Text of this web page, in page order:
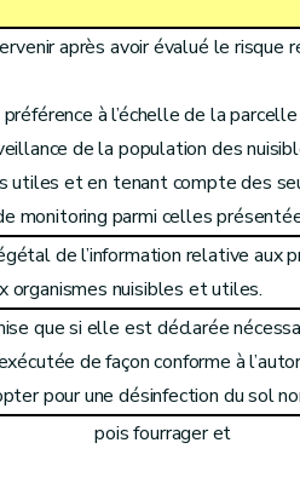
après avoir évalué le risque
à l’échelle de la
de la population des
utiles et en tenant compte des
monitoring parmi celles
de l’information relative aux
organismes nuisibles et utiles.
que si elle est déclarée
de façon conforme à
pour une désinfection du sol
maïs,pois fourrager et